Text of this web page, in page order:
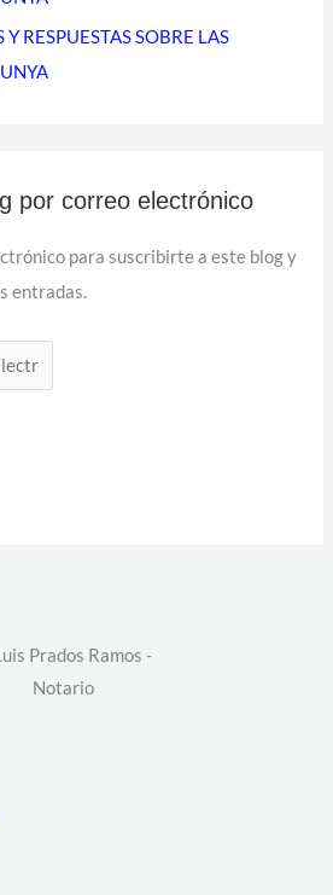
Y RESPUESTAS SOBRE LAS
por correo electrónico
para suscribirte a este blog y
entradas.